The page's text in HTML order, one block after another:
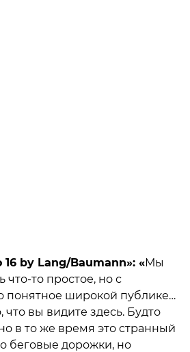
by Lang/Baumann»: «Мы
что-то простое, но с
понятное широкой публике…
что вы видите здесь. Будто
в то же время это странный
беговые дорожки, но